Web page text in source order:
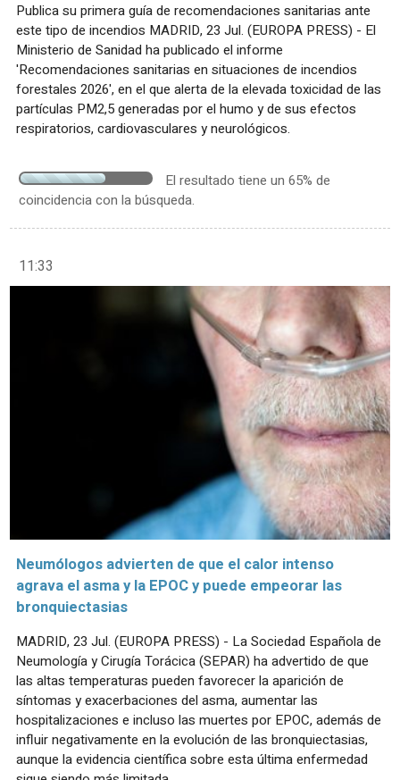
Publica su primera guía de recomendaciones sanitarias ante
este tipo de incendios MADRID, 23 Jul. (EUROPA PRESS) - El
Ministerio de Sanidad ha publicado el informe
'Recomendaciones sanitarias en situaciones de incendios
forestales 2026', en el que alerta de la elevada toxicidad de las
partículas PM2,5 generadas por el humo y de sus efectos
respiratorios, cardiovasculares y neurológicos.
El resultado tiene un 65% de
coincidencia con la búsqueda.
11:33
Neumólogos advierten de que el calor intenso
agrava el asma y la EPOC y puede empeorar las
bronquiectasias
MADRID, 23 Jul. (EUROPA PRESS) - La Sociedad Española de
Neumología y Cirugía Torácica (SEPAR) ha advertido de que
las altas temperaturas pueden favorecer la aparición de
síntomas y exacerbaciones del asma, aumentar las
hospitalizaciones e incluso las muertes por EPOC, además de
influir negativamente en la evolución de las bronquiectasias,
aunque la evidencia científica sobre esta última enfermedad